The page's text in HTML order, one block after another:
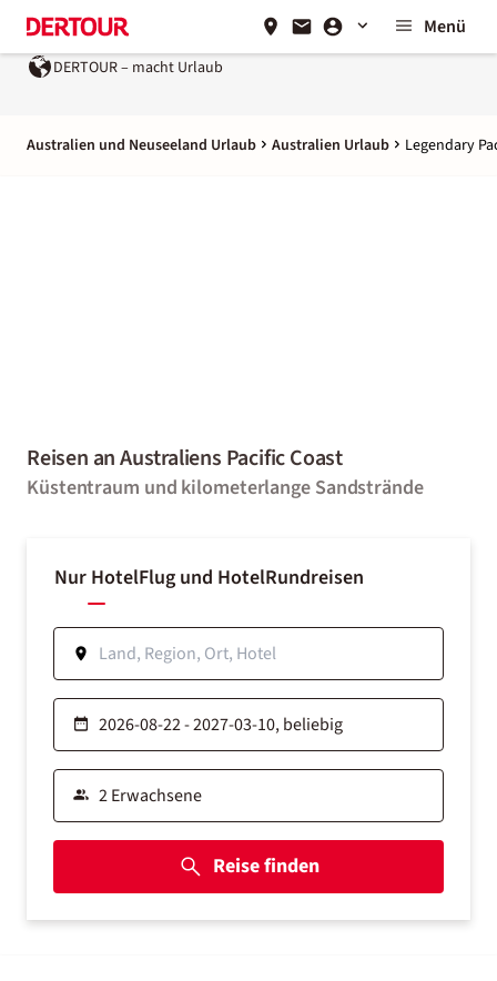
Menü
DERTOUR – macht Urlaub
Australien und Neuseeland Urlaub Australien Urlaub Legendary
Reisen an Australiens Pacific Coast
Küstentraum und kilometerlange Sandstrände
Nur HotelFlug und HotelRundreisen
Reise finden